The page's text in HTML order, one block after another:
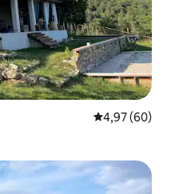
Évaluation
4,97 (60)